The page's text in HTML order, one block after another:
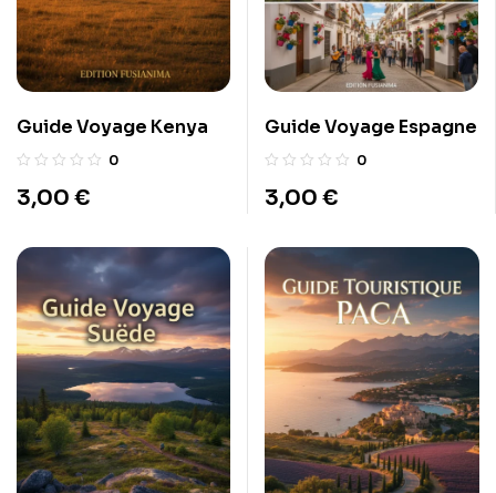
Guide Voyage Kenya
0
3,00 €
Guide Voyage Espagne
0
3,00 €